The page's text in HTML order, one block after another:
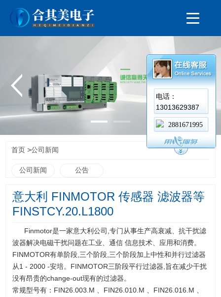
电话：
13013629387
2881671995
首页 >公司新闻
公司新闻 公告
意大利 FINMOTOR 传感器 滤波器等
FINSTCY.20.L1800
Finmotor是一家意大利公司,专门从事生产高衰减、抗干扰滤
波器解决电磁干扰问题在工业、通信 信息技术、应用和消费。
FINMOTOR有单阶段,三个阶段,三个阶段加上中性和并行过滤器
从1 - 2000 -安培。FINMOTOR三阶段平行过滤器,旨在减少干扰
没有昂贵的change-out现有的过滤器。
常规型号有：FIN26.003.M 、FIN26.010.M 、FIN26.016.M 、